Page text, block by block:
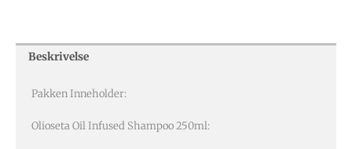
Beskrivelse
Pakken Inneholder:
Olioseta Oil Infused Shampoo 250ml: